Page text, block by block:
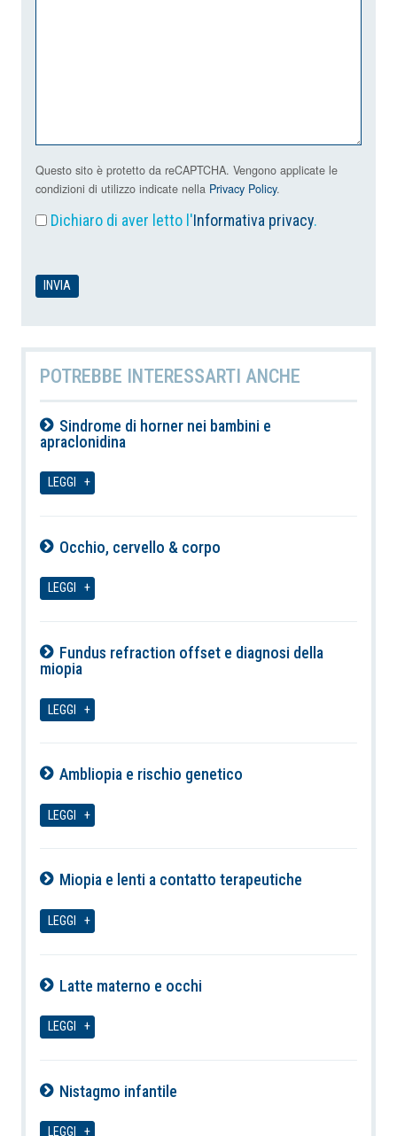
Questo sito è protetto da reCAPTCHA. Vengono applicate le
condizioni di utilizzo indicate nella Privacy Policy.
Dichiaro di aver letto l'Informativa privacy.
POTREBBE INTERESSARTI ANCHE
Sindrome di horner nei bambini e
apraclonidina
LEGGI
Occhio, cervello & corpo
LEGGI
Fundus refraction offset e diagnosi della
miopia
LEGGI
Ambliopia e rischio genetico
LEGGI
Miopia e lenti a contatto terapeutiche
LEGGI
Latte materno e occhi
LEGGI
Nistagmo infantile
LEGGI